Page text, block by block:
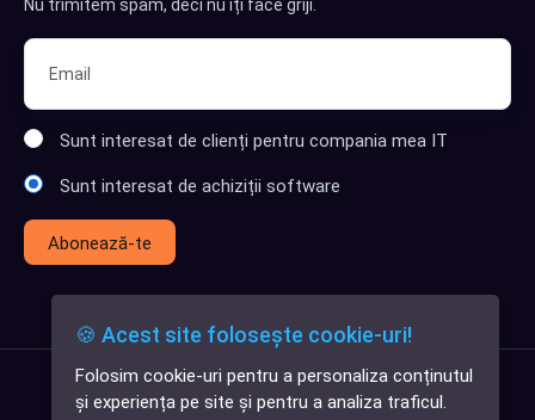
✕
Cauți o aplicație
Nu trimitem spam, deci nu îți face griji.
Sunt interesat de clienți pentru compania mea IT
Sunt interesat de achiziții software
Abonează-te
🍪 Acest site folosește cookie-uri!
Folosim cookie-uri pentru a personaliza conținutul
și experiența pe site și pentru a analiza traficul.